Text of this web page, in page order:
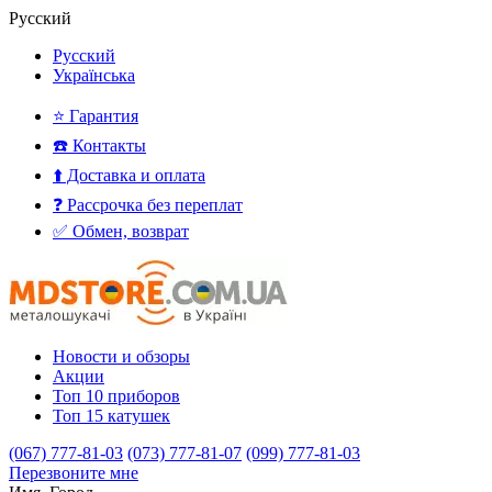
Русский
Русский
Українська
⭐ Гарантия
☎️ Контакты
⬆️ Доставка и оплата
❓ Рассрочка без переплат
✅ Обмен, возврат
Новости и обзоры
Акции
Топ 10 приборов
Топ 15 катушек
(067) 777-81-03 (073) 777-81-07 (099) 777-81-03
Перезвоните мне